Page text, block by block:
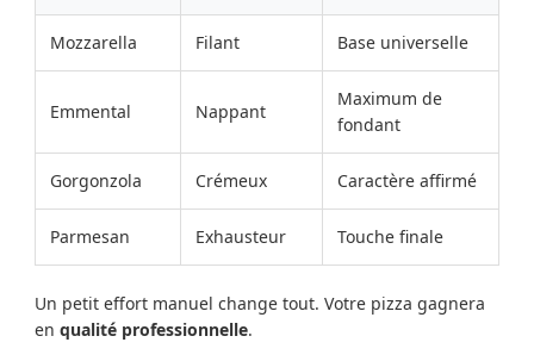
Mozzarella Filant Base universelle
Emmental Nappant
Maximum de
fondant
Gorgonzola Crémeux Caractère affirmé
Parmesan Exhausteur Touche finale
Un petit effort manuel change tout. Votre pizza gagnera
en qualité professionnelle.